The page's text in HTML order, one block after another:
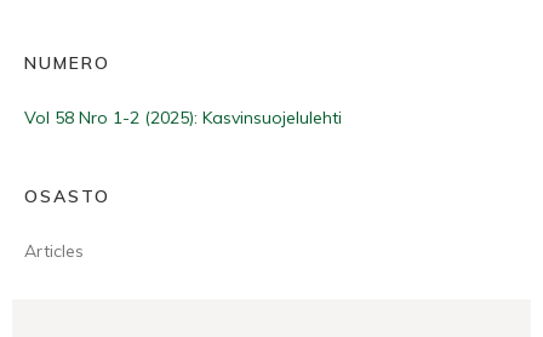
NUMERO
Vol 58 Nro 1-2 (2025): Kasvinsuojelulehti
OSASTO
Articles